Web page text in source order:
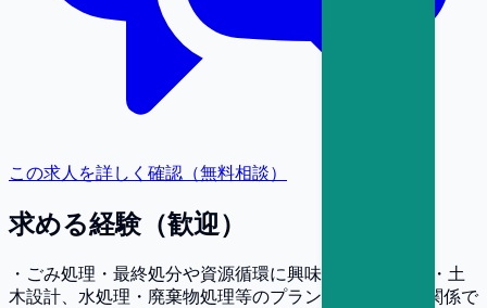
この求人を詳しく確認（無料相談）
求める経験（歓迎）
・ごみ処理・最終処分や資源循環に興味をお持ちの方 ・土
木設計、水処理・廃棄物処理等のプラント・電気設備関係で